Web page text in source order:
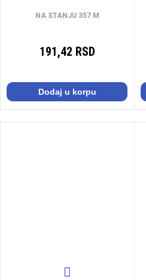
NA STANJU 357 M
191,42 RSD
Dodaj u korpu